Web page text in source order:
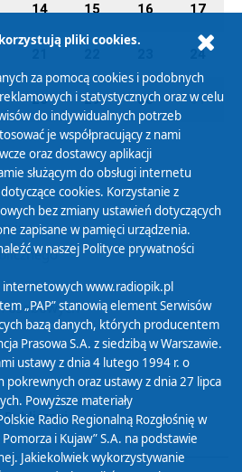
14 15 16 17
24
28 29 30 01
osobowych
pliki cookies.
za pomocą cookies i podobnych
i statystycznych oraz w celu
do indywidualnych potrzeb
je współpracujący z nami
oraz dostawcy aplikacji
służącym do obsługi internetu
cookies. Korzystanie z
bez zmiany ustawień dotyczących
zapisane w pamięci urządzenia.
w naszej Polityce prywatności
internetowych www.radiopik.pl
„PAP” stanowią element Serwisów
bazą danych, których producentem
Prasowa S.A. z siedzibą w Warszawie.
ustawy z dnia 4 lutego 1994 r. o
pokrewnych oraz ustawy z dnia 27 lipca
Powyższe materiały
Radio Regionalną Rozgłośnię w
i Kujaw” S.A. na podstawie
Jakiekolwiek wykorzystywanie